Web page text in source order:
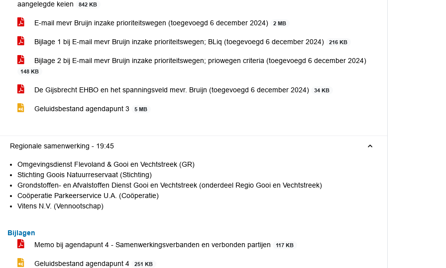
aangelegde keien
842 KB
E-mail mevr Bruijn inzake prioriteitswegen (toegevoegd 6 december 2024) 2 MB
Bijlage 1 bij E-mail mevr Bruijn inzake prioriteitswegen; BLiq (toegevoegd 6 december 2024) 216 KB
Bijlage 2 bij E-mail mevr Bruijn inzake prioriteitswegen; priowegen criteria (toegevoegd 6 december 2024)
148 KB
De Gijsbrecht EHBO en het spanningsveld mevr. Bruijn (toegevoegd 6 december 2024) 34 KB
Geluidsbestand agendapunt 3 5 MB
Regionale samenwerking - 19:45
Omgevingsdienst Flevoland & Gooi en Vechtstreek (GR)
Stichting Goois Natuurreservaat (Stichting)
Grondstoffen- en Afvalstoffen Dienst Gooi en Vechtstreek (onderdeel Regio Gooi en Vechtstreek)
Coöperatie Parkeerservice U.A. (Coöperatie)
Vitens N.V. (Vennootschap)
Bijlagen
Memo bij agendapunt 4 - Samenwerkingsverbanden en verbonden partijen
117 KB
Geluidsbestand agendapunt 4 251 KB